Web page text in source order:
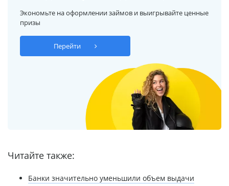
Экономьте на оформлении займов и выигрывайте ценные
призы
Перейти
Читайте также:
Банки значительно уменьшили объем выдачи